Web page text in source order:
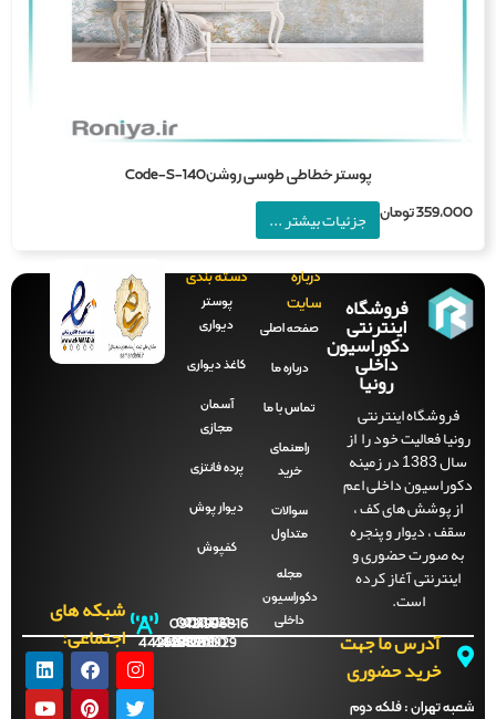
پوستر خطاطی طوسی روشنCode-S-140
تومان جزئیات بیشتر ...
فروشگاه
اینترنتی
دکوراسیون
داخلی
رونیا
فروشگاه اینترنتی
فعالیت خود را از
سال 1383 در زمینه
داخلی اعم
پوشش های کف ،
، دیوار و پنجره
صورت حضوری و
اینترنتی آغاز کرده
درباره
سایت
صفحه‌ اصلی
درباره ما
تماس با ما
راهنمای
سوالات
متداول
دکوراسیون
دسته بندی
دیواری
کاغذ دیواری
آسمان
پرده فانتزی
دیوار پوش
کفپوش
آدرس ما جهت
خرید حضوری
تهران :فلکه دوم
09121996816
021-
44288929
021-
44288700
021-
44288701
021-
44288702
شبکه های
اجتماعی: